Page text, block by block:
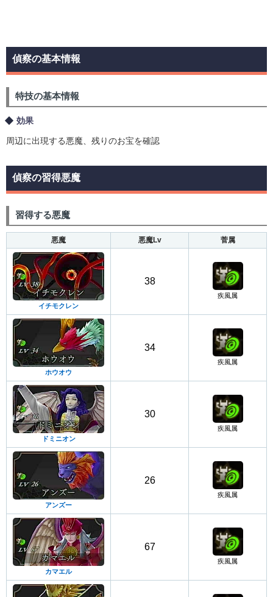
偵察の基本情報
特技の基本情報
効果
周辺に出現する悪魔、残りのお宝を確認
偵察の習得悪魔
習得する悪魔
悪魔 悪魔Lv 菅属
イチモクレン
38
疾風属
ホウオウ
34
疾風属
ドミニオン
30
疾風属
アンズー
26
疾風属
カマエル
67
疾風属